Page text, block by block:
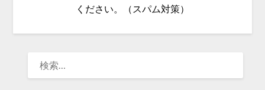
ください。（スパム対策）